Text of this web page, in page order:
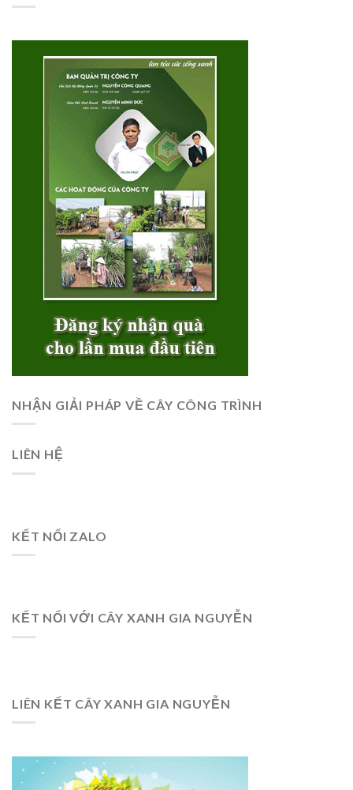
NHẬN GIẢI PHÁP VỀ CÂY CÔNG TRÌNH
LIÊN HỆ
KẾT NỐI ZALO
KẾT NỐI VỚI CÂY XANH GIA NGUYỄN
LIÊN KẾT CÂY XANH GIA NGUYỄN